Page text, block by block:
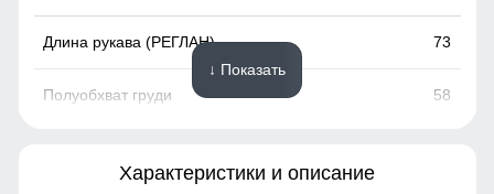
73
58
↓ Показать
Характеристики и описание